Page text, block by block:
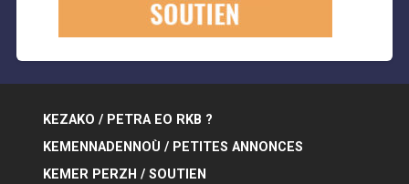
KEZAKO / PETRA EO RKB ?
KEMENNADENNOÙ / PETITES ANNONCES
KEMER PERZH / SOUTIEN